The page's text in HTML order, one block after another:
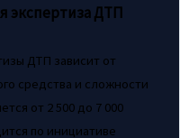
экспертиза ДТП
ДТП зависит от
средства и сложности
от 2 500 до 7 000
по инициативе